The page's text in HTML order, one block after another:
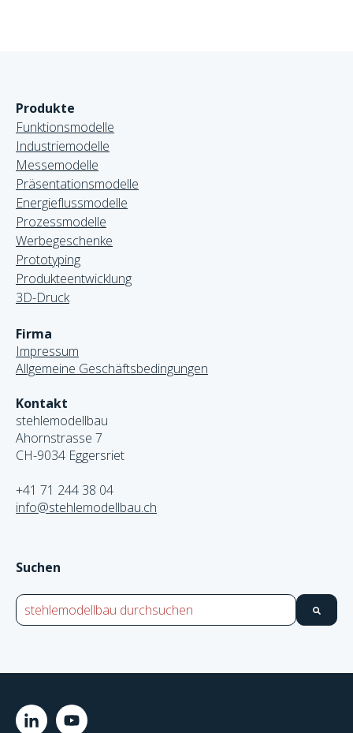
Produkte
Funktionsmodelle
Industriemodelle
Messemodelle
Präsentationsmodelle
Energieflussmodelle
Prozessmodelle
Werbegeschenke
Prototyping
Produkteentwicklung
3D-Druck
Firma
Impressum
Allgemeine Geschäftsbedingungen
Kontakt
stehlemodellbau
Ahornstrasse 7
CH-9034 Eggersriet
+41 71 244 38 04
info@stehlemodellbau.ch
Suchen
Dies ist ein Suchfeld mit einer automatischen